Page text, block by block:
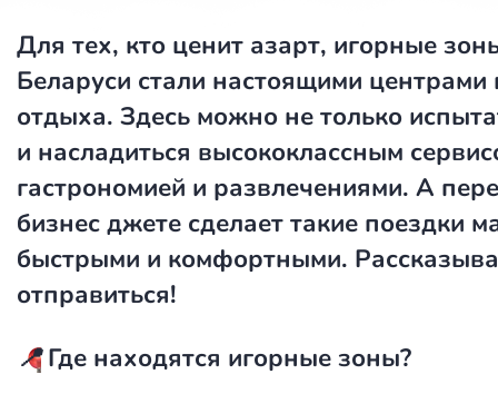
Для тех, кто ценит азарт, игорные
Беларуси стали настоящими
отдыха. Здесь можно не только
и насладиться высококлассным
гастрономией и развлечениями. А
бизнес джете сделает такие поездки
быстрыми и комфортными.
отправиться!
📍 Где находятся игорные зоны?